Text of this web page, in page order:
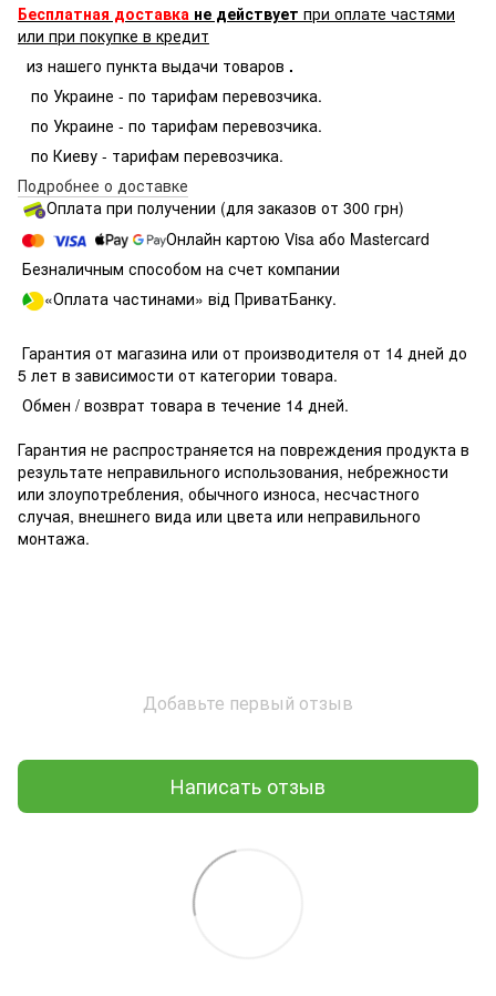
Бесплатная доставка не действует при оплате частями
или при покупке в кредит
из нашего пункта выдачи товаров .
по Украине - по тарифам перевозчика.
по Украине - по тарифам перевозчика.
по Киеву - тарифам перевозчика.
Подробнее о доставке
Оплата при получении (для заказов от 300 грн)
Онлайн картою Visa або Mastercard
Безналичным способом на счет компании
«Оплата частинами» від ПриватБанку.
Гарантия от магазина или от производителя от 14 дней до
5 лет в зависимости от категории товара.
Обмен / возврат товара в течение 14 дней.
Гарантия не распространяется на повреждения продукта в
результате неправильного использования, небрежности
или злоупотребления, обычного износа, несчастного
случая, внешнего вида или цвета или неправильного
монтажа.
Добавьте первый отзыв
Написать отзыв